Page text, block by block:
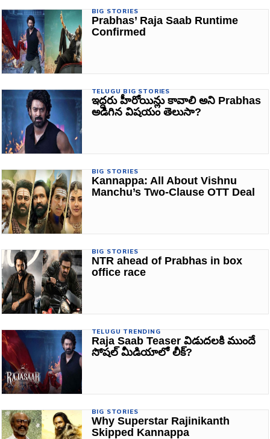
BIG STORIES
Prabhas’ Raja Saab Runtime
Confirmed
TELUGU BIG STORIES
ఇద్దరు హీరోయిన్లు కావాలి అని Prabhas
అడిగిన విషయం తెలుసా?
BIG STORIES
Kannappa: All About Vishnu
Manchu’s Two-Clause OTT Deal
BIG STORIES
NTR ahead of Prabhas in box
office race
TELUGU TRENDING
Raja Saab Teaser విడుదలకి ముందే
సోషల్ మీడియాలో లీక్?
BIG STORIES
Why Superstar Rajinikanth
Skipped Kannappa